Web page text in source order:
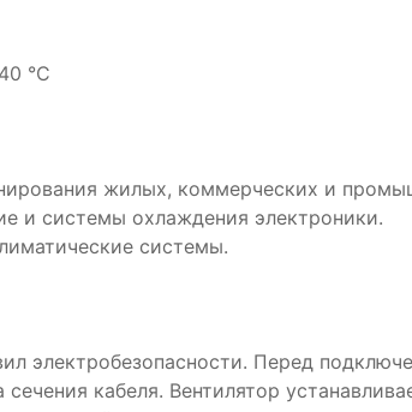
°C
жилых, коммерческих и
и системы охлаждения электроники.
системы.
электробезопасности. Перед
кабеля. Вентилятор